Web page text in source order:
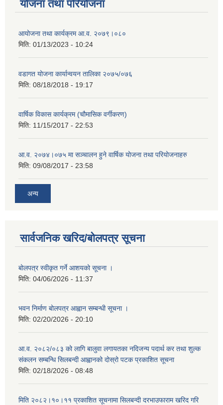
योजना तथा परियोजना
आयोजना तथा कार्यक्रम आ.व. २०७९।०८०
मिति: 01/13/2023 - 10:24
वडागत योजना कार्यान्वयन तालिका २०७५/०७६
मिति: 08/18/2018 - 19:17
वार्षिक विकास कार्यक्रम (चौमासिक वर्गीकरण)
मिति: 11/15/2017 - 22:53
आ.व. २०७४।०७५ मा सञ्चालन हुने वार्षिक योजना तथा परियोजनाहरु
मिति: 09/08/2017 - 23:58
अन्य
सार्वजनिक खरिद/बोलपत्र सूचना
बोलपत्र स्वीकृत गर्ने आशयको सूचना ।
मिति: 04/06/2026 - 11:37
भवन निर्माण बोलपत्र आह्वान सम्बन्धी सूचना ।
मिति: 02/20/2026 - 20:10
आ.व. २०८२/०८३ को लागि बालुवा लगायतका नदिजन्य पदार्थ कर तथा शुल्क
संकलन सम्बन्धि सिलबन्दी आह्वानको दोस्रो पटक प्रकाशित सूचना
मिति: 02/18/2026 - 08:48
मिति २०८२।१०।११ प्रकाशित सूचनामा सिलबन्दी दरभाउफाराम खरिद गरि